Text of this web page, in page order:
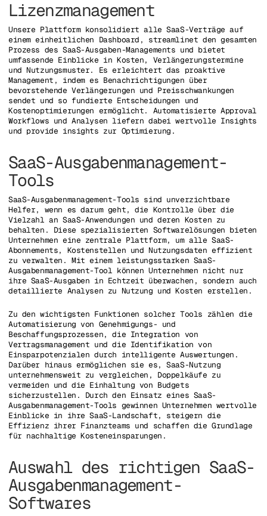
Lizenzmanagement
Unsere Plattform konsolidiert alle SaaS-Verträge auf
einem einheitlichen Dashboard, streamlinet den gesamten
Prozess des SaaS-Ausgaben-Managements und bietet
umfassende Einblicke in Kosten, Verlängerungstermine
und Nutzungsmuster. Es erleichtert das proaktive
Management, indem es Benachrichtigungen über
bevorstehende Verlängerungen und Preisschwankungen
sendet und so fundierte Entscheidungen und
Kostenoptimierungen ermöglicht. Automatisierte Approval
Workflows und Analysen liefern dabei wertvolle Insights
und provide insights zur Optimierung.
SaaS-Ausgabenmanagement-
Tools
SaaS-Ausgabenmanagement-Tools sind unverzichtbare
Helfer, wenn es darum geht, die Kontrolle über die
Vielzahl an SaaS-Anwendungen und deren Kosten zu
behalten. Diese spezialisierten Softwarelösungen bieten
Unternehmen eine zentrale Plattform, um alle SaaS-
Abonnements, Kostenstellen und Nutzungsdaten effizient
zu verwalten. Mit einem leistungsstarken SaaS-
Ausgabenmanagement-Tool können Unternehmen nicht nur
ihre SaaS-Ausgaben in Echtzeit überwachen, sondern auch
detaillierte Analysen zu Nutzung und Kosten erstellen.
Zu den wichtigsten Funktionen solcher Tools zählen die
Automatisierung von Genehmigungs- und
Beschaffungsprozessen, die Integration von
Vertragsmanagement und die Identifikation von
Einsparpotenzialen durch intelligente Auswertungen.
Darüber hinaus ermöglichen sie es, SaaS-Nutzung
unternehmensweit zu vergleichen, Doppelkäufe zu
vermeiden und die Einhaltung von Budgets
sicherzustellen. Durch den Einsatz eines SaaS-
Ausgabenmanagement-Tools gewinnen Unternehmen wertvolle
Einblicke in ihre SaaS-Landschaft, steigern die
Effizienz ihrer Finanzteams und schaffen die Grundlage
für nachhaltige Kosteneinsparungen.
Auswahl des richtigen SaaS-
Ausgabenmanagement-
Softwares